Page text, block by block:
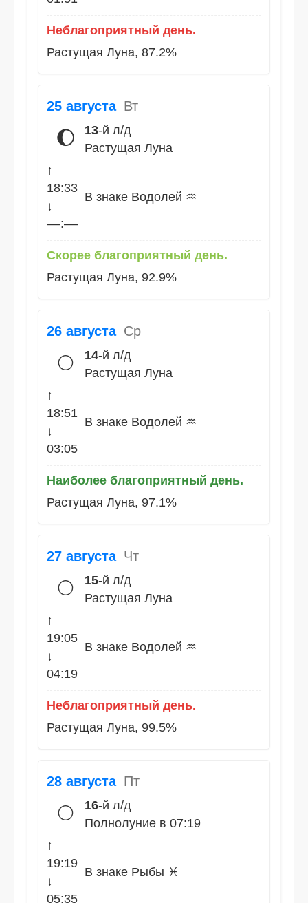
Неблагоприятный день.
Растущая Луна, 87.2%
25 августа Вт
🌔 13-й л/д
Растущая Луна
↑
18:33
↓
––:––
В знаке Водолей ♒
Скорее благоприятный день.
Растущая Луна, 92.9%
26 августа Ср
🌕 14-й л/д
Растущая Луна
↑
18:51
↓
03:05
В знаке Водолей ♒
Наиболее благоприятный день.
Растущая Луна, 97.1%
27 августа Чт
🌕 15-й л/д
Растущая Луна
↑
19:05
↓
04:19
В знаке Водолей ♒
Неблагоприятный день.
Растущая Луна, 99.5%
28 августа Пт
🌕 16-й л/д
Полнолуние в 07:19
↑
19:19
↓
05:35
В знаке Рыбы ♓